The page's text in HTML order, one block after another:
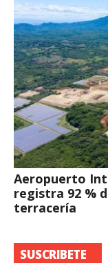
Aeropuerto
registra 92 %
terracería
SUSCRIBETE